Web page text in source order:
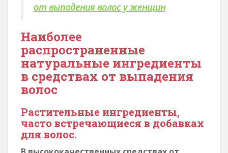
от выпадения волос у женщин
Наиболее
распространенные
натуральные ингредиенты
в средствах от выпадения
волос
Растительные ингредиенты,
часто встречающиеся в добавках
для волос.